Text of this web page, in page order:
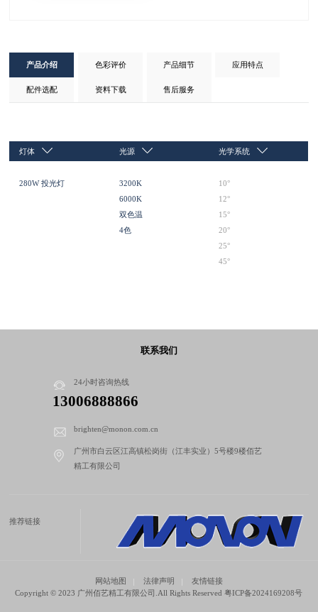
产品介绍 色彩评价 产品细节 应用特点
配件选配 资料下载 售后服务
灯体
280W 投光灯
光源
3200K
6000K
双色温
4色
光学系统
10°
12°
15°
20°
25°
45°
联系我们
24小时咨询热线
13006888866
brighten@monon.com.cn
广州市白云区江高镇松岗街（江丰实业）5号楼9楼佰艺
精工有限公司
推荐链接
网站地图 法律声明
友情链接
Copyright © 2023 广州佰艺精工有限公司.All Rights Reserved粤ICP备2024169208号